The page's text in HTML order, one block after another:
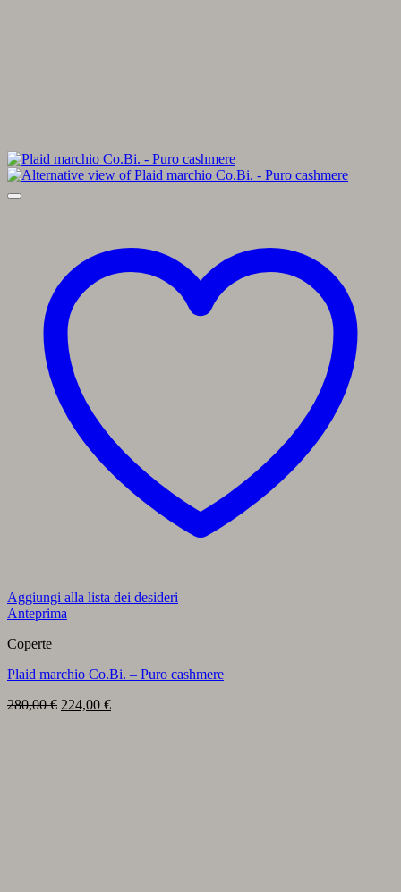
Aggiungi alla lista dei desideri
Anteprima
Coperte
Plaid marchio Co.Bi. – Puro cashmere
280,00€ Il
224,00 €Il